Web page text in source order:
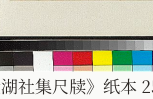
社集尺牍》纸本